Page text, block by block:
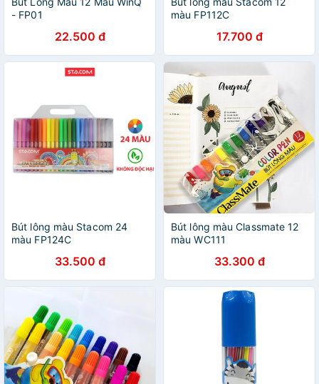
- FP01
22.500 đ
màu FP112C
17.700 đ
Bút lông màu Stacom 24
màu FP124C
33.500 đ
Bút lông màu Classmate 12
màu WC111
33.300 đ